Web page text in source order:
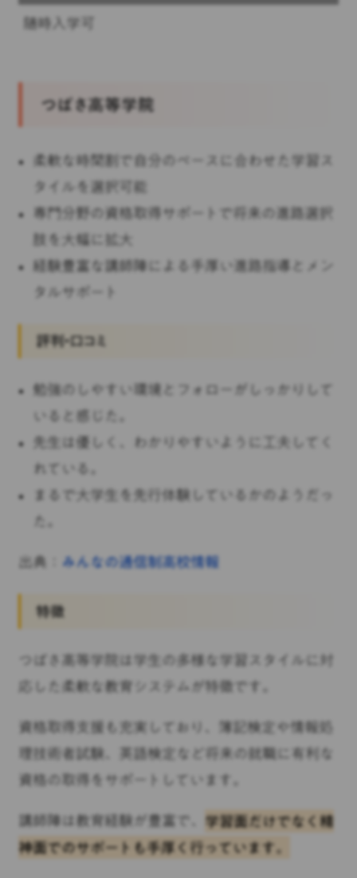
随時入学可
つばさ高等学院
柔軟な時間割で自分のペースに合わせた学習ス
タイルを選択可能
専門分野の資格取得サポートで将来の進路選択
肢を大幅に拡大
経験豊富な講師陣による手厚い進路指導とメン
タルサポート
評判・口コミ
勉強のしやすい環境とフォローがしっかりして
いると感じた。
先生は優しく、わかりやすいように工夫してく
れている。
まるで大学生を先行体験しているかのようだっ
た。
出典： みんなの通信制高校情報
特徴
つばさ高等学院は学生の多様な学習スタイルに対
応した柔軟な教育システムが特徴です。
資格取得支援も充実しており、簿記検定や情報処
理技術者試験、英語検定など将来の就職に有利な
資格の取得をサポートしています。
講師陣は教育経験が豊富で、
学習面だけでなく精
神面でのサポートも手厚く行っています。